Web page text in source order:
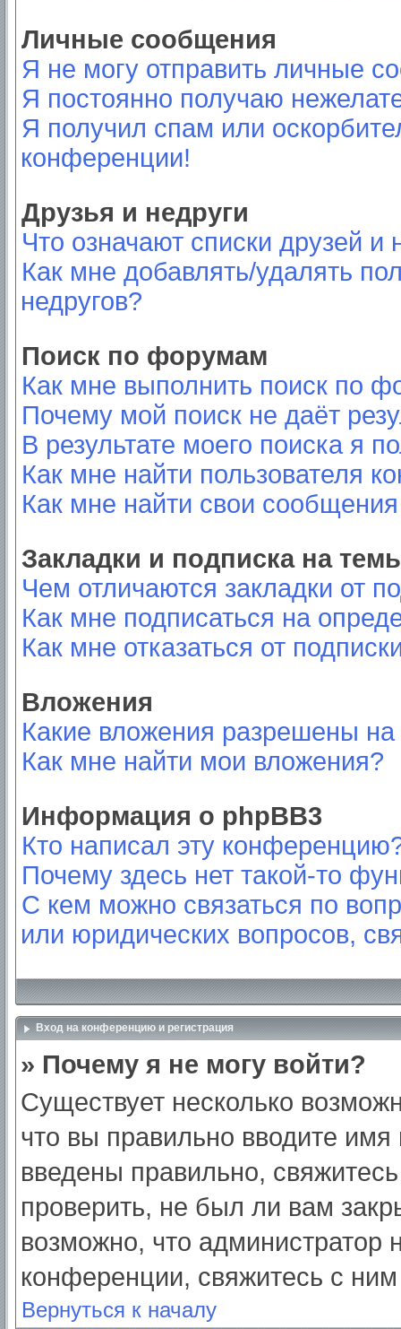
Личные сообщения
Я не могу отправить личные
Я постоянно получаю
Я получил спам или
конференции!
Друзья и недруги
Что означают списки друзей и
Как мне добавлять/удалять
недругов?
Поиск по форумам
Как мне выполнить поиск по
Почему мой поиск не даёт
В результате моего поиска я
Как мне найти пользователя
Как мне найти свои
Закладки и подписка на
Чем отличаются закладки от
Как мне подписаться на
Как мне отказаться от
Вложения
Какие вложения разрешены
Как мне найти мои вложения?
Информация о phpBB3
Кто написал эту
Почему здесь нет такой-то
С кем можно связаться по
или юридических вопросов,
Вход на конференцию и регистрация
» Почему я не могу войти?
Существует несколько
что вы правильно вводите
введены правильно,
проверить, не был ли вам
возможно, что администратор
конференции, свяжитесь с
Вернуться к началу